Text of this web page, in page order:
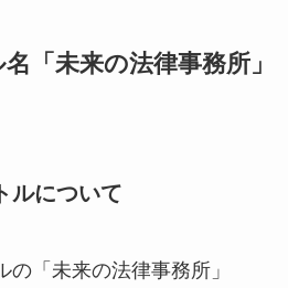
「未来の法律事務所」
ルについて
「未来の法律事務所」